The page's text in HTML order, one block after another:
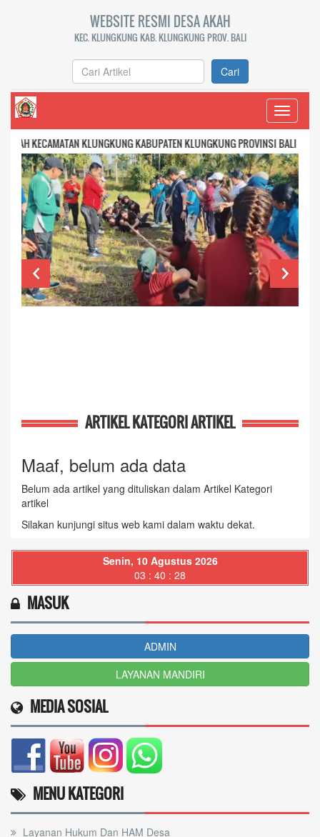
WEBSITE RESMI DESA AKAH
KEC. KLUNGKUNG KAB. KLUNGKUNG PROV. BALI
Cari
Toggle
KLUNGKUNG KABUPATEN KLUNGKUNG PROVINSI BALI
ARTIKEL KATEGORI ARTIKEL
Maaf, belum ada data
Belum ada artikel yang dituliskan dalam Artikel Kategori
artikel
Silakan kunjungi situs web kami dalam waktu dekat.
Senin, 10 Agustus 2026
03 : 40 : 29
MASUK
ADMIN
LAYANAN MANDIRI
MEDIA SOSIAL
MENU KATEGORI
Layanan Hukum Dan HAM Desa